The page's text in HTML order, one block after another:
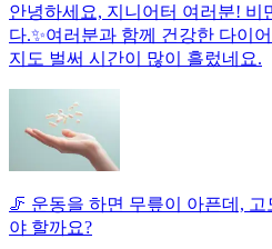
안녕하세요, 지니어터 여러분! 비
다.✨여러분과 함께 건강한 다이
지도 벌써 시간이 많이 흘렀네요.
🦵 운동을 하면 무릎이 아픈데,
야 할까요?